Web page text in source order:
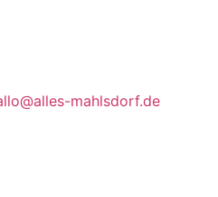
mahlsdorf.de